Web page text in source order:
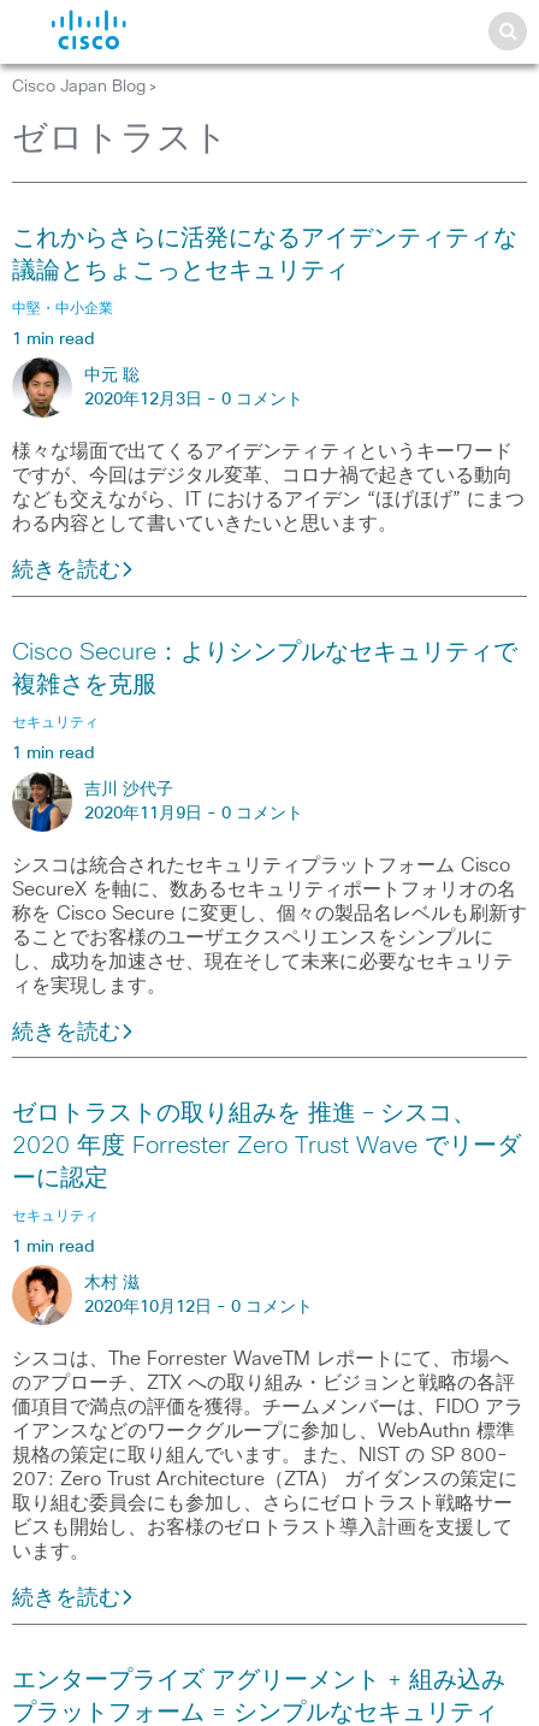
Cisco Japan Blog >
ゼロトラスト
これからさらに活発になるアイデンティティな
議論とちょこっとセキュリティ
中堅・中小企業
1 min read
中元 聡
2020年12月3日 - 0 コメント
様々な場面で出てくるアイデンティティというキーワード
ですが、今回はデジタル変革、コロナ禍で起きている動向
なども交えながら、IT におけるアイデン “ほげほげ” にまつ
わる内容として書いていきたいと思います。
続きを読む
Cisco Secure：よりシンプルなセキュリティで
複雑さを克服
セキュリティ
1 min read
吉川 沙代子
2020年11月9日 - 0 コメント
シスコは統合されたセキュリティプラットフォーム Cisco
SecureX を軸に、数あるセキュリティポートフォリオの名
称を Cisco Secure に変更し、個々の製品名レベルも刷新す
ることでお客様のユーザエクスペリエンスをシンプルに
し、成功を加速させ、現在そして未来に必要なセキュリテ
ィを実現します。
続きを読む
ゼロトラストの取り組みを 推進 – シスコ、
2020 年度 Forrester Zero Trust Wave でリーダ
ーに認定
セキュリティ
1 min read
木村 滋
2020年10月12日 - 0 コメント
シスコは、The Forrester WaveTM レポートにて、市場へ
のアプローチ、ZTX への取り組み・ビジョンと戦略の各評
価項目で満点の評価を獲得。チームメンバーは、FIDO アラ
イアンスなどのワークグループに参加し、WebAuthn 標準
規格の策定に取り組んでいます。また、NIST の SP 800-
207: Zero Trust Architecture（ZTA） ガイダンスの策定に
取り組む委員会にも参加し、さらにゼロトラスト戦略サー
ビスも開始し、お客様のゼロトラスト導入計画を支援して
います。
続きを読む
エンタープライズ アグリーメント + 組み込み
プラットフォーム = シンプルなセキュリティ